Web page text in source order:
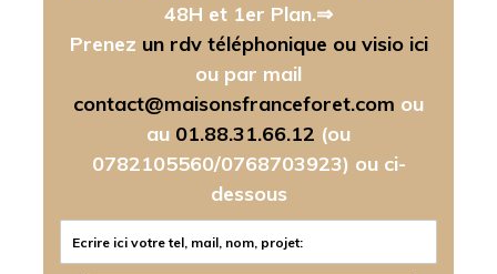
48H et 1er Plan.⇒
Prenez un rdv téléphonique ou visio ici
ou par mail
contact@maisonsfranceforet.com ou
au 01.88.31.66.12 (ou
0782105560/0768703923) ou ci-
dessous